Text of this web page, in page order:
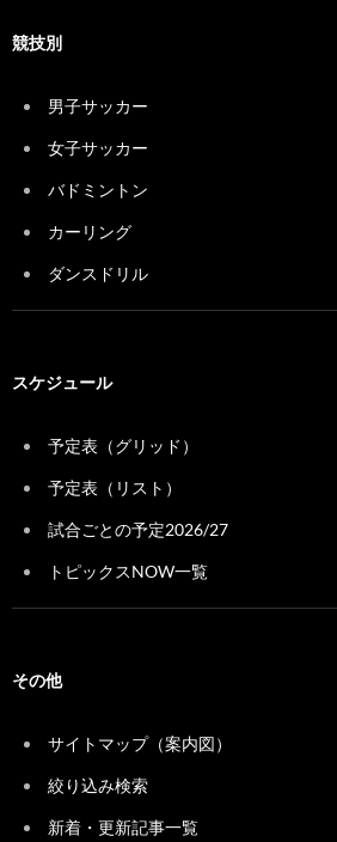
競技別
男子サッカー
女子サッカー
バドミントン
カーリング
ダンスドリル
スケジュール
予定表（グリッド）
予定表（リスト）
試合ごとの予定2026/27
トピックスNOW一覧
その他
サイトマップ（案内図）
絞り込み検索
新着・更新記事一覧